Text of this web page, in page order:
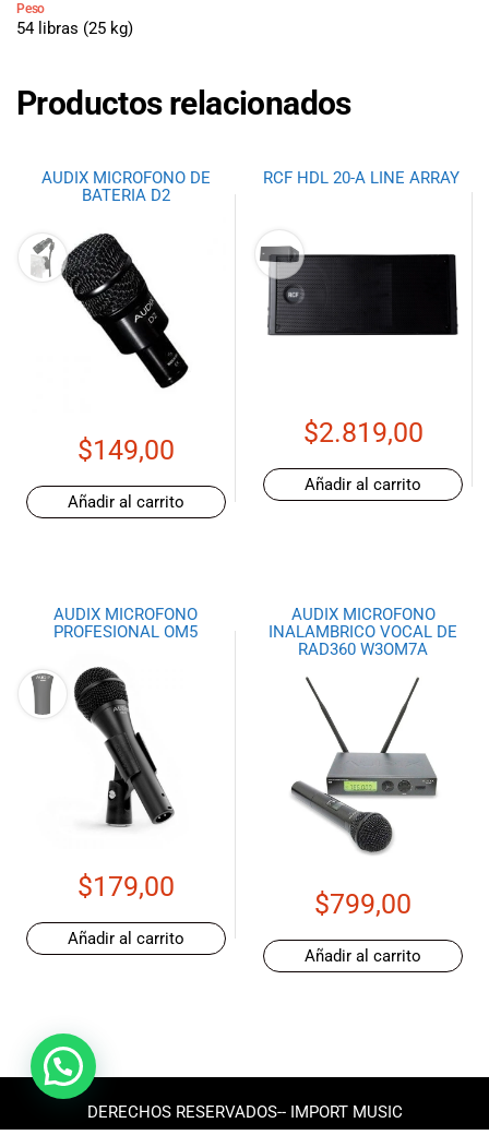
Peso
54 libras (25 kg)
Productos relacionados
AUDIX MICROFONO DE
BATERIA D2
$149,00
Añadir al carrito
RCF HDL 20-A LINE ARRAY
$2.819,00
Añadir al carrito
AUDIX MICROFONO
PROFESIONAL OM5
$179,00
Añadir al carrito
AUDIX MICROFONO
INALAMBRICO VOCAL DE
RAD360 W3OM7A
$799,00
Añadir al carrito
DERECHOS RESERVADOS-- IMPORT MUSIC